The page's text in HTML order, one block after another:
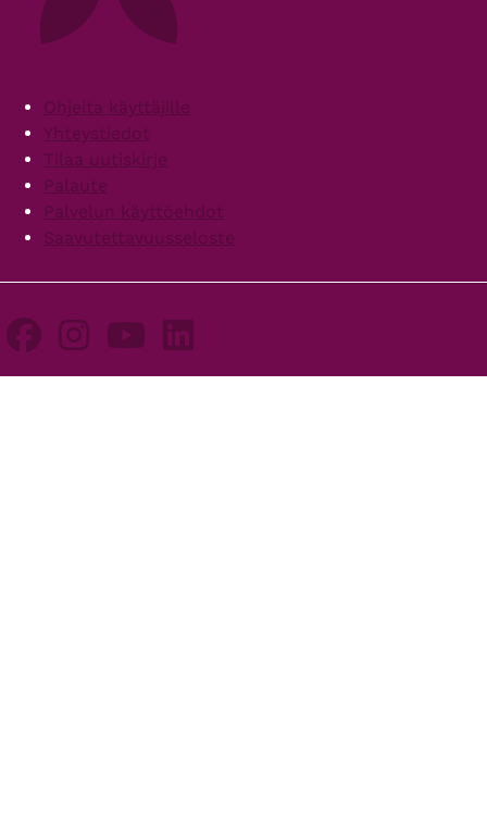
FooterOhjeita käyttäjille
Yhteystiedot
Tilaa uutiskirje
Palaute
Palvelun käyttöehdot
Saavutettavuusseloste